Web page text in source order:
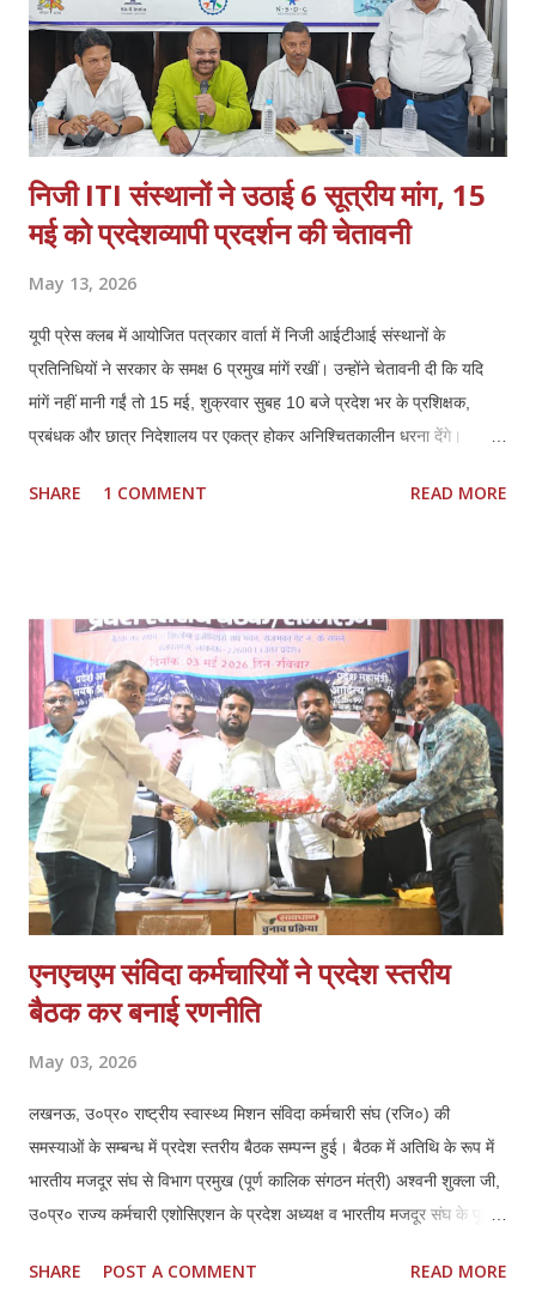
निजी ITI संस्थानों ने उठाई 6 सूत्रीय मांग, 15
मई को प्रदेशव्यापी प्रदर्शन की चेतावनी
May 13, 2026
यूपी प्रेस क्लब में आयोजित पत्रकार वार्ता में निजी आईटीआई संस्थानों के
प्रतिनिधियों ने सरकार के समक्ष 6 प्रमुख मांगें रखीं। उन्होंने चेतावनी दी कि यदि
मांगें नहीं मानी गईं तो 15 मई, शुक्रवार सुबह 10 बजे प्रदेश भर के प्रशिक्षक,
प्रबंधक और छात्र निदेशालय पर एकत्र होकर अनिश्चितकालीन धरना देंगे।
लेकिन मौजूदा नीतियों से संस्थानों की आर्थिक और प्रशासनिक स्थिति प्रभावित हो
हो:* पैन, आधार, OTP आधारित e-KYC के बाद अतिरिक्त नोडल वेरिफिकेशन
अनावश्यक और शोषणकारी है। 3. *थर्ड शिफ्ट बहाल हो:* दिन में नौकरी करने वाले
हजारों छात्रों को शाम की शिफ्ट न होने से प्रशिक्षण नहीं मिल पा रहा। 4.
*PMKVY 5.0 में भागीदारी मिले:* निजी संस्थानों के पास संसाधन और अनुभवी
स्टाफ होने के बावजूद योजनाओं में भागी...
SHARE 1 COMMENT READ MORE
एनएचएम संविदा कर्मचारियों ने प्रदेश स्तरीय
बैठक कर बनाई रणनीति
May 03, 2026
लखनऊ, उ०प्र० राष्ट्रीय स्वास्थ्य मिशन संविदा कर्मचारी संघ (रजि०) की
समस्याओं के सम्बन्ध में प्रदेश स्तरीय बैठक सम्पन्न हुई। बैठक में अतिथि के रूप में
भारतीय मजदूर संघ से विभाग प्रमुख (पूर्ण कालिक संगठन मंत्री) अश्वनी शुक्ला जी,
उ०प्र० राज्य कर्मचारी एशोसिएशन के प्रदेश अध्यक्ष व भारतीय मजदूर संघ के पूर्व
दीक्षित जी की गरिमामयी उपस्थिति रही। बैठक की अध्यक्षता कर रहे एनएचएम संघ के
SHARE POST A COMMENT READ MORE